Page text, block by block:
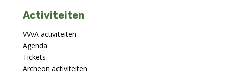
Activiteiten
VVvA activiteiten
Agenda
Tickets
Archeon activiteiten